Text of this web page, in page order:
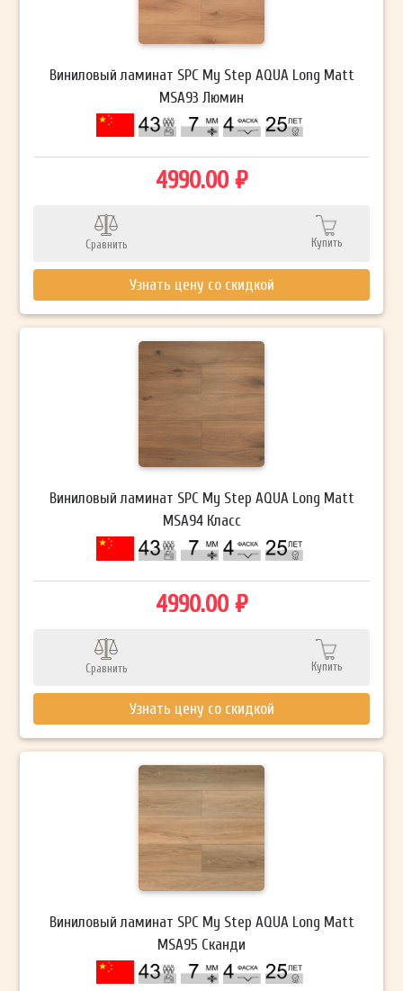
Виниловый ламинат SPC My Step AQUA Long Matt
MSA93 Люмин
4990.00 ₽
Сравнить Купить
Узнать цену со скидкой
Виниловый ламинат SPC My Step AQUA Long Matt
MSA94 Класс
4990.00 ₽
Сравнить Купить
Узнать цену со скидкой
Виниловый ламинат SPC My Step AQUA Long Matt
MSA95 Сканди